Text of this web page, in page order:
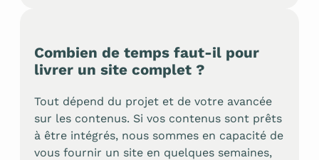
Combien de temps faut-il pour
livrer un site complet ?
Tout dépend du projet et de votre avancée
sur les contenus. Si vos contenus sont prêts
à être intégrés, nous sommes en capacité de
vous fournir un site en quelques semaines,